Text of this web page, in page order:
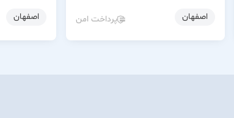
اصفهان
پرداخت امن
اصفهان